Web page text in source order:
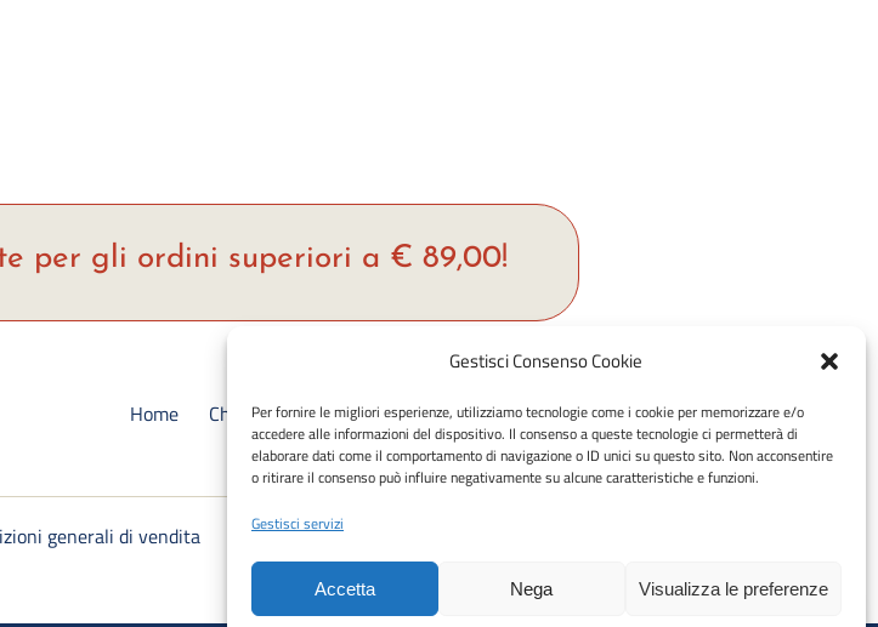
Gestisci Consenso Cookie
Per fornire le migliori esperienze, utilizziamo tecnologie come i cookie per memorizzare e/o
accedere alle informazioni del dispositivo. Il consenso a queste tecnologie ci permetterà di
elaborare dati come il comportamento di navigazione o ID unici su questo sito. Non acconsentire
o ritirare il consenso può influire negativamente su alcune caratteristiche e funzioni.
Gestisci servizi
Accetta Nega Visualizza le preferenze
per gli ordini superiori a € 89,00!
Home Chi siamo
Shop
Carrello
generali di vendita Cookie Policy (UE)
Metodi di pagamento accettati:
Bonifico Bancario (SEPA)